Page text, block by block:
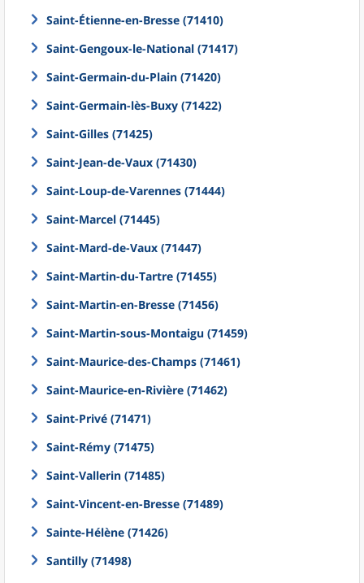
Saint-Étienne-en-Bresse (71410)
Saint-Gengoux-le-National (71417)
Saint-Germain-du-Plain (71420)
Saint-Germain-lès-Buxy (71422)
Saint-Gilles (71425)
Saint-Jean-de-Vaux (71430)
Saint-Loup-de-Varennes (71444)
Saint-Marcel (71445)
Saint-Mard-de-Vaux (71447)
Saint-Martin-du-Tartre (71455)
Saint-Martin-en-Bresse (71456)
Saint-Martin-sous-Montaigu (71459)
Saint-Maurice-des-Champs (71461)
Saint-Maurice-en-Rivière (71462)
Saint-Privé (71471)
Saint-Rémy (71475)
Saint-Vallerin (71485)
Saint-Vincent-en-Bresse (71489)
Sainte-Hélène (71426)
Santilly (71498)